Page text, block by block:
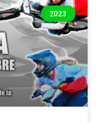
2023